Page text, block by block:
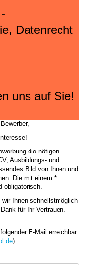
Datenrecht
uns auf Sie!
die nötigen
Ausbildungs- und
Bild von Ihnen und
Die mit einem *
obligatorisch.
wir Ihnen schnellstmöglich
für Ihr Vertrauen.
E-Mail erreichbar
)